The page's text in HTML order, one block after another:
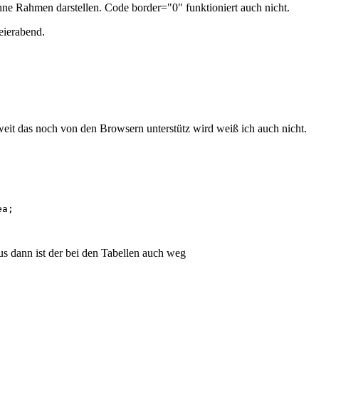
Rahmen darstellen. Code border="0" funktioniert auch nicht.
das noch von den Browsern unterstütz wird weiß ich auch nicht.
dann ist der bei den Tabellen auch weg